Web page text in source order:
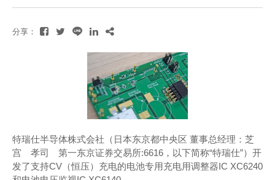
分享：
特瑞仕半导体株式会社（日本东京都中央区 董事总经理：芝
宫 孝司 第一东京证券交易所:6616，以下简称“特瑞仕”）开
发了支持CV（恒压）充电的电池专用充电用调整器IC XC6240